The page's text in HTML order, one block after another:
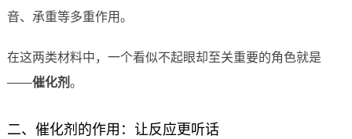
音、承重等多重作用。
在这两类材料中，一个看似不起眼却至关重要的角色就是
——催化剂。
二、催化剂的作用：让反应更听话